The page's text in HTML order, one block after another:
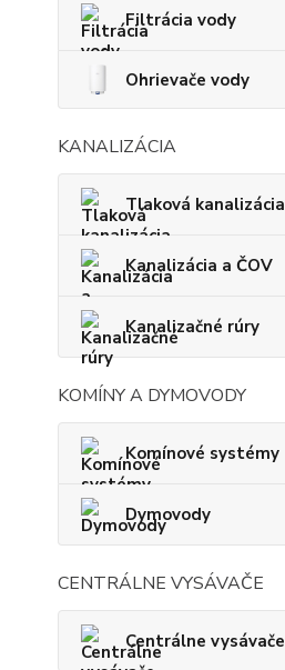
Filtrácia vody
Ohrievače vody
KANALIZÁCIA
Tlaková kanalizácia
Kanalizácia a ČOV
Kanalizačné rúry
KOMÍNY A DYMOVODY
Komínové systémy
Dymovody
CENTRÁLNE VYSÁVAČE
Centrálne vysávače